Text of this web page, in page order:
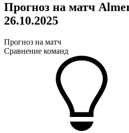
Прогноз на матч
26.10.2025
Прогноз на матч
Сравнение команд